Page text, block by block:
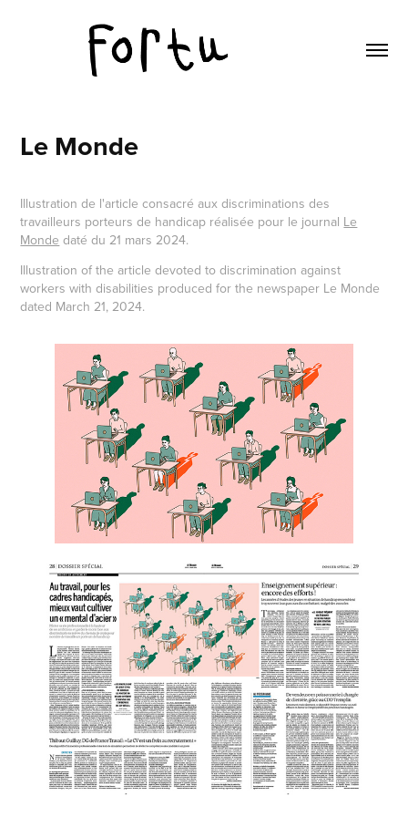
Le Monde
Illustration de l'article consacré aux discriminations des
travailleurs porteurs de handicap réalisée pour le journal Le
Monde daté du 21 mars 2024.
Illustration of the article devoted to discrimination against
workers with disabilities produced for the newspaper Le Monde
dated March 21, 2024.